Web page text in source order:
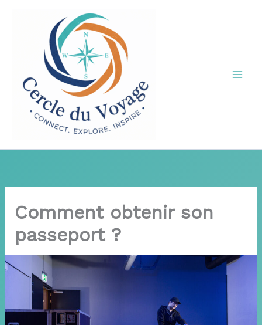
Comment obtenir son
passeport ?